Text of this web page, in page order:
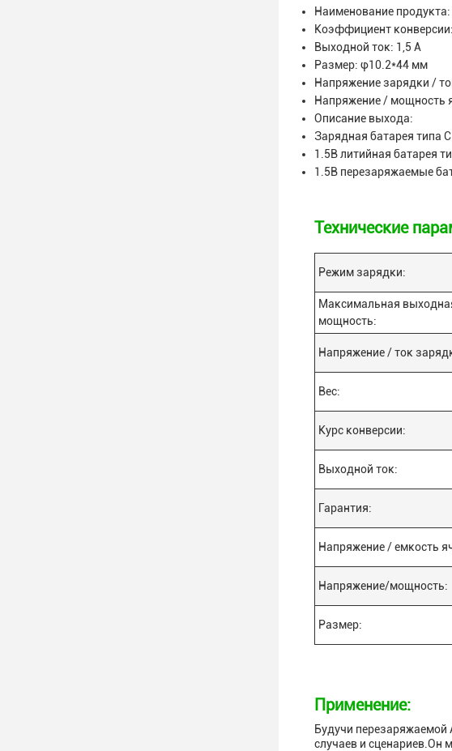
Наименование
Коэффициент
Выходной ток: 1,5 А
Размер: φ10.2*44 мм
Напряжение зарядки /
Напряжение / мощность
Описание выхода:
Зарядная батарея типа
1.5В литийная батарея
1.5В перезаряжаемые
Технические
Режим зарядки:
Максимальная
мощность:
Напряжение / ток
Вес:
Курс конверсии:
Выходной ток:
Гарантия:
Напряжение / емкость
Напряжение/мощность:
Размер:
Применение:
Будучи перезаряжаемой
случаев и сценариев.Он